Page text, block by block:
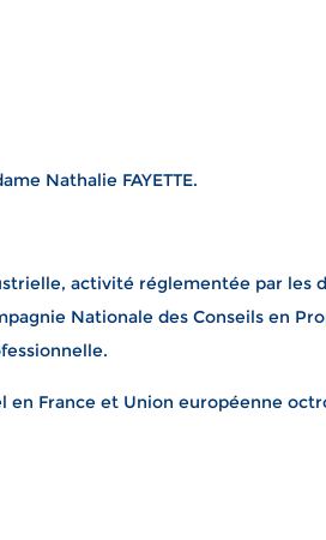
Nathalie FAYETTE.
activité réglementée par
Nationale des Conseils en
France et Union européenne